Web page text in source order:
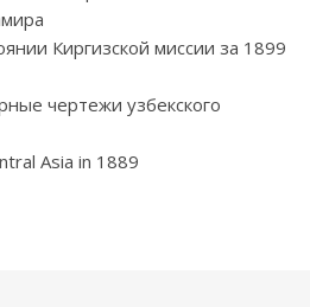
Киргизской миссии за 1899
чертежи узбекского
Asia in 1889